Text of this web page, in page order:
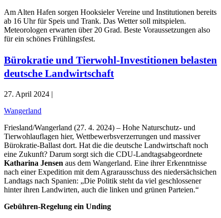
Am Alten Hafen sorgen Hooksieler Vereine und Institutionen bereits
ab 16 Uhr für Speis und Trank. Das Wetter soll mitspielen.
Meteorologen erwarten über 20 Grad. Beste Voraussetzungen also
für ein schönes Frühlingsfest.
Bürokratie und Tierwohl-Investitionen belasten
deutsche Landwirtschaft
27. April 2024 |
Wangerland
Friesland/Wangerland (27. 4. 2024) – Hohe Naturschutz- und
Tierwohlauflagen hier, Wettbewerbsverzerrungen und massiver
Bürokratie-Ballast dort. Hat die die deutsche Landwirtschaft noch
eine Zukunft? Darum sorgt sich die CDU-Landtagsabgeordnete
Katharina Jensen aus dem Wangerland. Eine ihrer Erkenntnisse
nach einer Expedition mit dem Agrarausschuss des niedersächsichen
Landtags nach Spanien: „Die Politik steht da viel geschlossener
hinter ihren Landwirten, auch die linken und grünen Parteien.“
Gebühren-Regelung ein Unding